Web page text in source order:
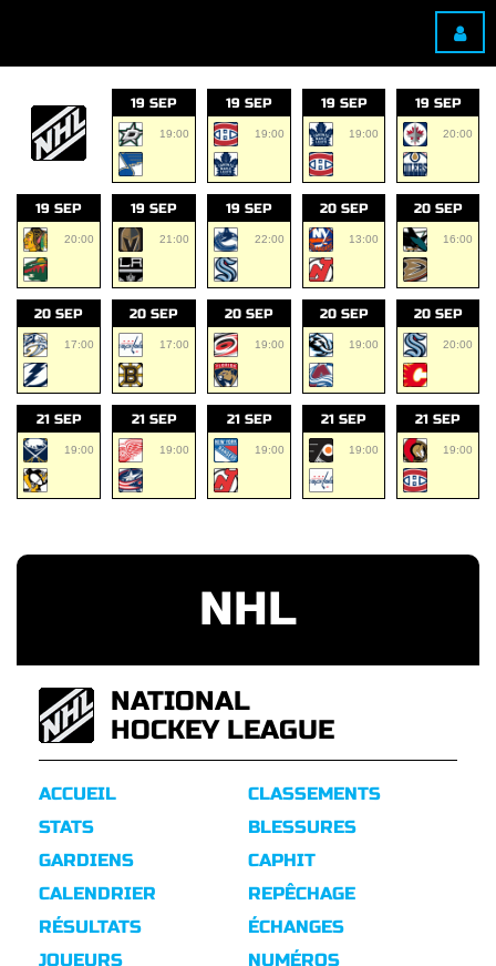
19 SEP
19:00
19 SEP
19:00
19 SEP
19:00
19 SEP
20:00
19 SEP
20:00
19 SEP
21:00
19 SEP
22:00
20 SEP
13:00
20 SEP
16:00
20 SEP
17:00
20 SEP
17:00
20 SEP
19:00
20 SEP
19:00
20 SEP
20:00
21 SEP
19:00
21 SEP
19:00
21 SEP
19:00
21 SEP
19:00
21 SEP
19:00
NHL
NATIONAL
HOCKEY LEAGUE
ACCUEIL
STATS
GARDIENS
CALENDRIER
RÉSULTATS
CLASSEMENTS
BLESSURES
CAPHIT
REPÊCHAGE
ÉCHANGES
JOUEURS
NUMÉROS